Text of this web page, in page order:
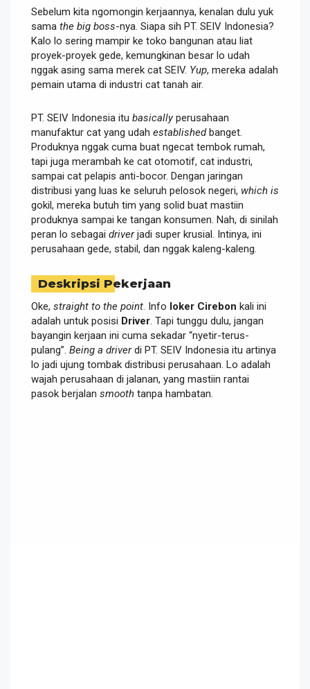
Sebelum kita ngomongin kerjaannya, kenalan dulu yuk
sama the big boss-nya. Siapa sih PT. SEIV Indonesia?
Kalo lo sering mampir ke toko bangunan atau liat
proyek-proyek gede, kemungkinan besar lo udah
nggak asing sama merek cat SEIV. Yup, mereka adalah
pemain utama di industri cat tanah air.
PT. SEIV Indonesia itu basicallyperusahaan
manufaktur cat yang udah establishedbanget.
Produknya nggak cuma buat ngecat tembok rumah,
tapi juga merambah ke cat otomotif, cat industri,
sampai cat pelapis anti-bocor. Dengan jaringan
distribusi yang luas ke seluruh pelosok negeri, which is
gokil, mereka butuh tim yang solid buat mastiin
produknya sampai ke tangan konsumen. Nah, di sinilah
peran lo sebagai driverjadi super krusial. Intinya, ini
perusahaan gede, stabil, dan nggak kaleng-kaleng.
Deskripsi Pekerjaan
Oke, straight to the point . Info loker Cirebon kali ini
adalah untuk posisi Driver . Tapi tunggu dulu, jangan
bayangin kerjaan ini cuma sekadar “nyetir-terus-
pulang”. Being a driverdi PT. SEIV Indonesia itu artinya
lo jadi ujung tombak distribusi perusahaan. Lo adalah
wajah perusahaan di jalanan, yang mastiin rantai
pasok berjalan smooth tanpa hambatan.